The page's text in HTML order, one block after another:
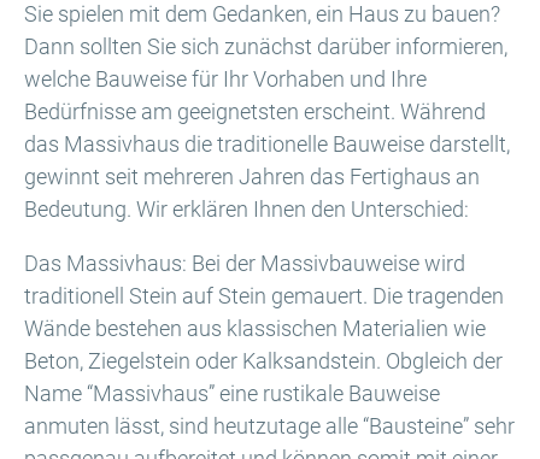
Sie spielen mit dem Gedanken, ein Haus zu bauen?
Dann sollten Sie sich zunächst darüber informieren,
welche Bauweise für Ihr Vorhaben und Ihre
Bedürfnisse am geeignetsten erscheint. Während
das Massivhaus die traditionelle Bauweise darstellt,
gewinnt seit mehreren Jahren das Fertighaus an
Bedeutung. Wir erklären Ihnen den Unterschied:
Das Massivhaus: Bei der Massivbauweise wird
traditionell Stein auf Stein gemauert. Die tragenden
Wände bestehen aus klassischen Materialien wie
Beton, Ziegelstein oder Kalksandstein. Obgleich der
Name “Massivhaus” eine rustikale Bauweise
anmuten lässt, sind heutzutage alle “Bausteine” sehr